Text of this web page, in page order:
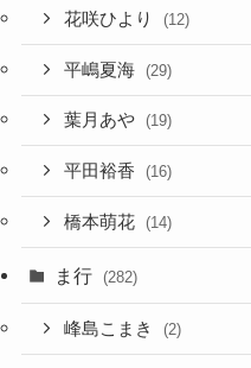
花咲ひより (12)
平嶋夏海 (29)
葉月あや (19)
平田裕香 (16)
橋本萌花 (14)
ま行 (282)
峰島こまき (2)